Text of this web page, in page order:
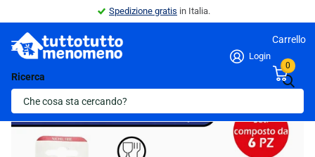
Spedizione gratis in Italia.
Ricerca
Login
Carrello
0
Indietro